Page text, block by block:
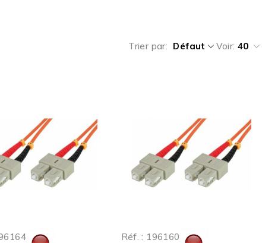
Trier par Défaut Voir: 40
Réf. : 196160